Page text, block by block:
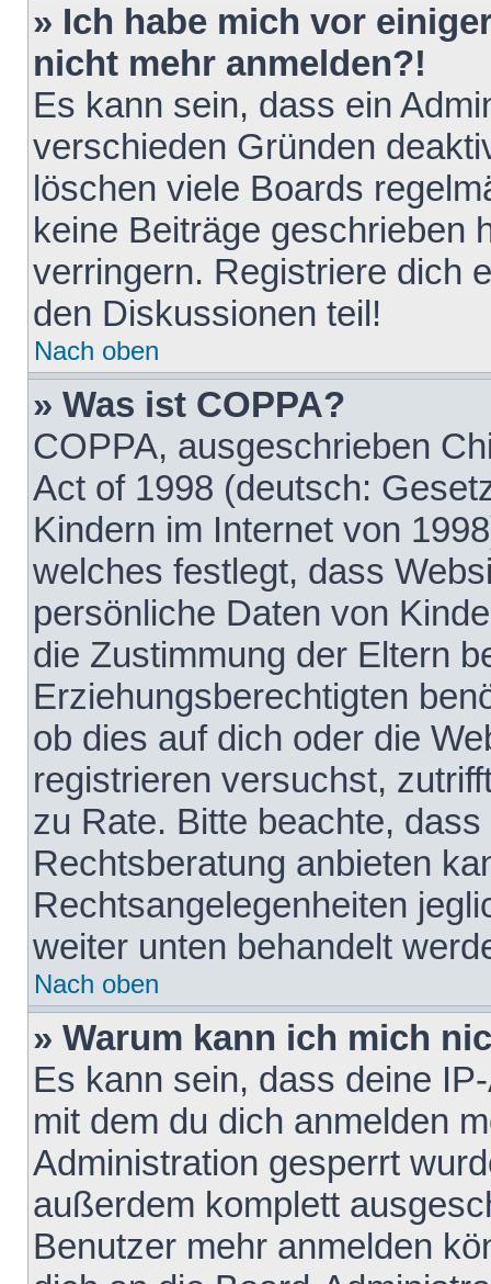
» Ich habe mich vor
nicht mehr anmelden?!
Es kann sein, dass ein
verschieden Gründen
löschen viele Boards
keine Beiträge geschrieben
verringern. Registriere dich
den Diskussionen teil!
Nach oben
» Was ist COPPA?
COPPA, ausgeschrieben
Act of 1998 (deutsch:
Kindern im Internet von
welches festlegt, dass
persönliche Daten von
die Zustimmung der Eltern
Erziehungsberechtigten
ob dies auf dich oder die
registrieren versuchst,
zu Rate. Bitte beachte,
Rechtsberatung anbieten
Rechtsangelegenheiten
weiter unten behandelt
Nach oben
» Warum kann ich mich
Es kann sein, dass deine
mit dem du dich anmelden
Administration gesperrt
außerdem komplett
Benutzer mehr anmelden